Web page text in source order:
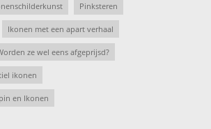
Pinksteren
Ikonen met een apart verhaal
ze wel eens afgeprijsd?
ikonen
en Ikonen